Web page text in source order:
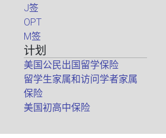
J签
OPT
M签
计划
美国公民出国留学保险
留学生家属和访问学者家属
保险
美国初高中保险